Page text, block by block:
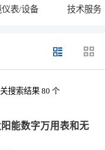
仪表/设备 技术服务
搜索结果 80 个
能数字万用表和无